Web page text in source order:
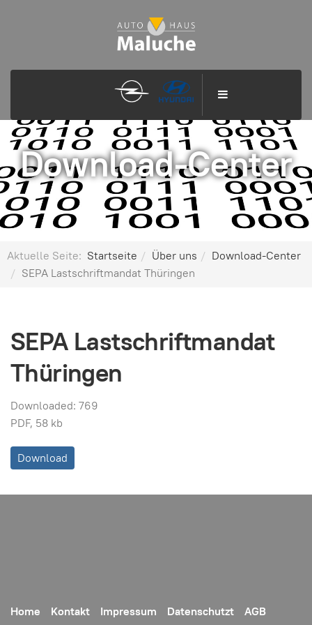
Download-Center
Aktuelle Seite: Startseite Über uns
Download-Center
SEPA Lastschriftmandat Thüringen
SEPA Lastschriftmandat
Thüringen
Downloaded: 769
PDF, 58 kb
Download
Home Kontakt Impressum Datenschutzt AGB